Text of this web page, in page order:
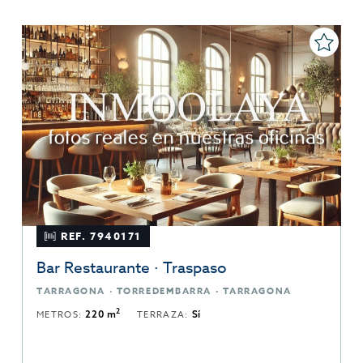
REF. 7940171
Bar Restaurante · Traspaso
TARRAGONA · TORREDEMBARRA · TARRAGONA
METROS:220 m2 TERRAZA: Sí